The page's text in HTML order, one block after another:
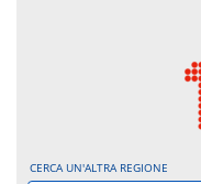
CERCA UN'ALTRA REGIONE